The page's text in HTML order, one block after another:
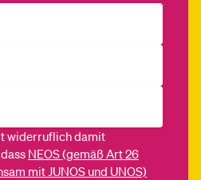
widerruflich damit
NEOS (gemäß Art 26
mit JUNOS und UNOS)